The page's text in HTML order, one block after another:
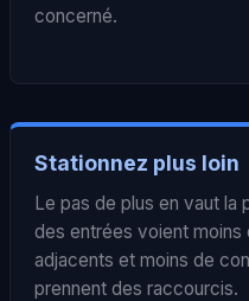
concerné.
Stationnez plus loin
Le pas de plus en vaut la
des entrées voient
adjacents et moins de
prennent des raccourcis.